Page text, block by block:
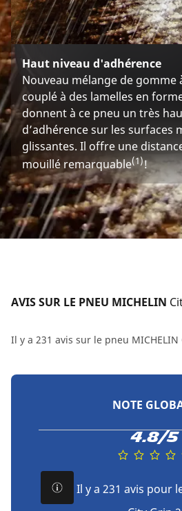
Haut niveau d'adhérence
Nouveau mélange de gomme
couplé à des lamelles en
donnent à ce pneu un très
d’adhérence sur les surfaces
glissantes. Il offre une
mouillé remarquable(1)!
AVIS SUR LE PNEU MICHELIN
Il y a 231 avis sur le pneu MICHELIN
NOTE
4.8/5
Il y a 231 avis pour